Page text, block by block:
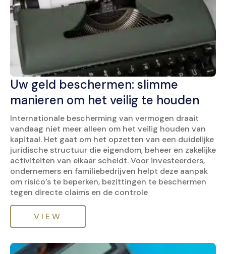
Uw geld beschermen: slimme
manieren om het veilig te houden
Internationale bescherming van vermogen draait
vandaag niet meer alleen om het veilig houden van
kapitaal. Het gaat om het opzetten van een duidelijke
juridische structuur die eigendom, beheer en zakelijke
activiteiten van elkaar scheidt. Voor investeerders,
ondernemers en familiebedrijven helpt deze aanpak
om risico’s te beperken, bezittingen te beschermen
tegen directe claims en de controle
VIEW